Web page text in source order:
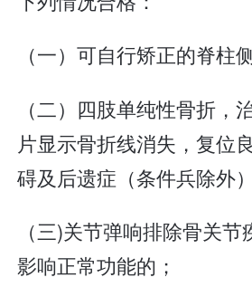
（一）可自行矫正的脊柱
（二）四肢单纯性骨折，
片显示骨折线消失，复位
碍及后遗症（条件兵除外
（三)关节弹响排除骨关
影响正常功能的；